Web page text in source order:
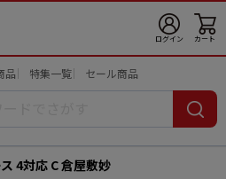
ログイン カート
品 特集一覧 セール商品
4対応 C 倉屋敷妙